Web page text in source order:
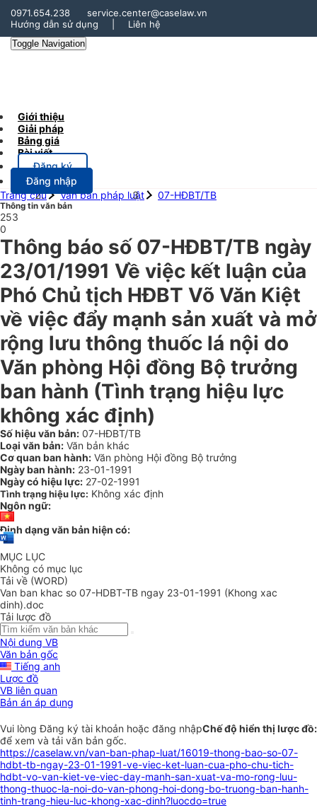
0971.654.238
service.center@caselaw.vn
Hướng dẫn sử dụng
Liên hệ
Toggle Navigation
Giới thiệu
Giải pháp
Bảng giá
Bài viết
Đăng ký
Đăng nhập
Trang chủ
Văn bản pháp luật 07-HĐBT/TB
Thông tin văn bản
253
0
Thông báo số 07-HĐBT/TB ngày
23/01/1991 Về việc kết luận của
Phó Chủ tịch HĐBT Võ Văn Kiệt
về việc đẩy mạnh sản xuất và mở
rộng lưu thông thuốc lá nội do
Văn phòng Hội đồng Bộ trưởng
ban hành (Tình trạng hiệu lực
không xác định)
Số hiệu văn bản: 07-HĐBT/TB
Loại văn bản: Văn bản khác
Cơ quan ban hành: Văn phòng Hội đồng Bộ trưởng
Ngày ban hành: 23-01-1991
Ngày có hiệu lực: 27-02-1991
Tình trạng hiệu lực: Không xác định
Ngôn ngữ:
Định dạng văn bản hiện có:
MỤC LỤC
Không có mục lục
Tải về (WORD)
Van ban khac so 07-HDBT-TB ngay 23-01-1991 (Khong xac
dinh).doc
Tải lược đồ
Nội dung VB
Văn bản gốc
Tiếng anh
Lược đồ
VB liên quan
Bản án áp dụng
Chế độ hiển thị lược đồ:
Vui lòngĐăng ký tài khoản hoặc đăng nhập
để xem và tải văn bản gốc.
https://caselaw.vn/van-ban-phap-luat/16019-thong-bao-so-07-
hdbt-tb-ngay-23-01-1991-ve-viec-ket-luan-cua-pho-chu-tich-
hdbt-vo-van-kiet-ve-viec-day-manh-san-xuat-va-mo-rong-luu-
thong-thuoc-la-noi-do-van-phong-hoi-dong-bo-truong-ban-hanh-
tinh-trang-hieu-luc-khong-xac-dinh?luocdo=true